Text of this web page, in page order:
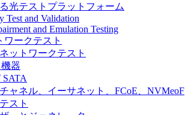
光テストプラットフォーム
Test and Validation
and Emulation Testing
ワークテスト
ットワークテスト
器
SATA
ャネル、イーサネット、FCoE、NVMeoF
スト